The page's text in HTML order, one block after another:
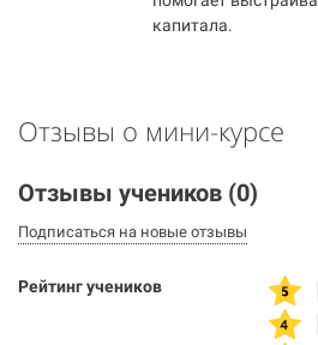
капитала.
Отзывы о мини-курсе
Отзывы учеников (0)
Подписаться на новые отзывы
Рейтинг учеников